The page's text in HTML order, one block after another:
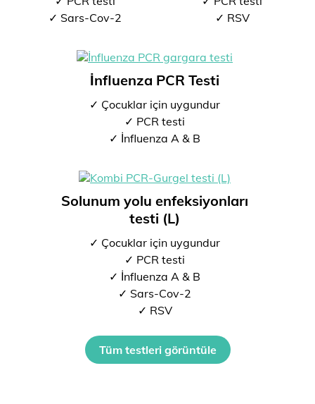
✓ Sars-Cov-2
✓ RSV
İnfluenza PCR Testi
✓ Çocuklar için uygundur
✓ PCR testi
✓ İnfluenza A & B
Solunum yolu enfeksiyonları
testi (L)
✓ Çocuklar için uygundur
✓ PCR testi
✓ İnfluenza A & B
✓ Sars-Cov-2
✓ RSV
Tüm testleri görüntüle